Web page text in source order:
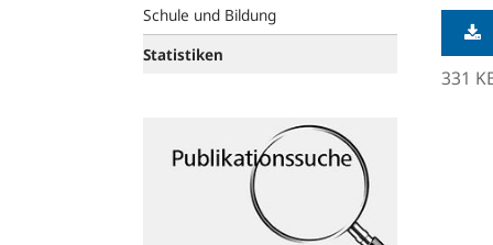
Schule und Bildung
Statistiken
Publikationssuche
331